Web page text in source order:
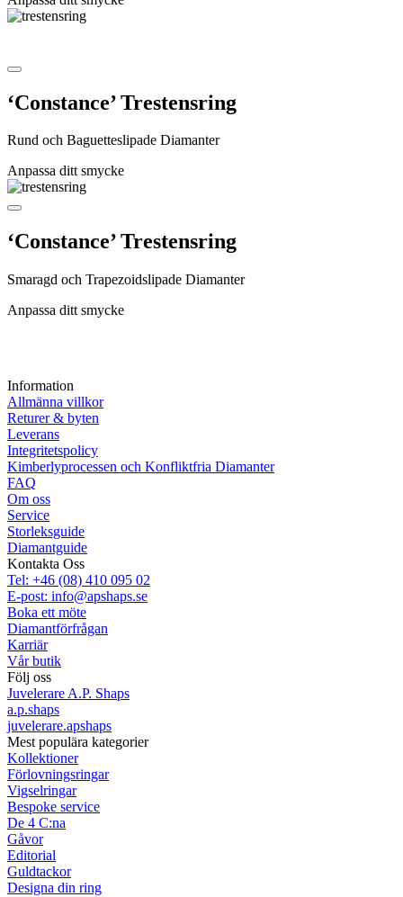
‘Constance’ Trestensring
Rund och Baguetteslipade Diamanter
Anpassa ditt smycke
‘Constance’ Trestensring
Smaragd och Trapezoidslipade Diamanter
Anpassa ditt smycke
Information
Allmänna villkor
Returer & byten
Leverans
Integritetspolicy
Kimberlyprocessen och Konfliktfria Diamanter
FAQ
Om oss
Service
Storleksguide
Diamantguide
Kontakta Oss
Tel: +46 (08) 410 095 02
E-post: info@apshaps.se
Boka ett möte
Diamantförfrågan
Karriär
Vår butik
Följ oss
Juvelerare A.P. Shaps
a.p.shaps
juvelerare.apshaps
Mest populära kategorier
Kollektioner
Förlovningsringar
Vigselringar
Bespoke service
De 4 C:na
Gåvor
Editorial
Guldtackor
Designa din ring